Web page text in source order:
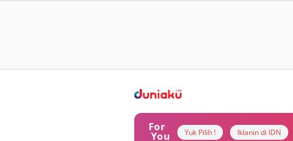
For
You Yuk Pilih ! Iklanin di IDN